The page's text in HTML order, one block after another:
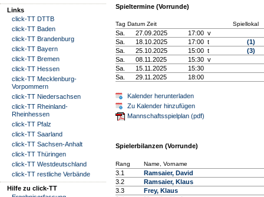
Links
click-TT DTTB
click-TT Baden
click-TT Brandenburg
click-TT Bayern
click-TT Bremen
click-TT Hessen
click-TT Mecklenburg-
Vorpommern
click-TT Niedersachsen
click-TT Rheinland-
Rheinhessen
click-TT Pfalz
click-TT Saarland
click-TT Sachsen-Anhalt
click-TT Thüringen
click-TT Westdeutschland
click-TT restliche Verbände
Hilfe zu click-TT
Spieltermine (Vorrunde)
Tag Datum Zeit Spiellokal
Sa. 27.09.2025
17:00 v
Sa.
18.10.2025 17:00 t
(1)
Sa.
25.10.2025 15:00 t
(3)
Sa.
08.11.2025
15:30 v
Sa.
15.11.2025
15:30
Sa.
29.11.2025 18:00
Kalender herunterladen
Zu Kalender hinzufügen
Mannschaftsspielplan (pdf)
Spielerbilanzen (Vorrunde)
Rang Name, Vorname
3.1
Ramsaier, David
3.2
Ramsaier, Klaus
3.3
Frey, Klaus